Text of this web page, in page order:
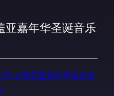
亚嘉年华圣诞音乐
]上海盖亚嘉年华圣诞音